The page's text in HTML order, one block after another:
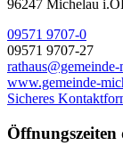
96247 Michelau
09571 9707-0
09571 9707-27
www.gemeinde-
Sicheres
Öffnungszeiten